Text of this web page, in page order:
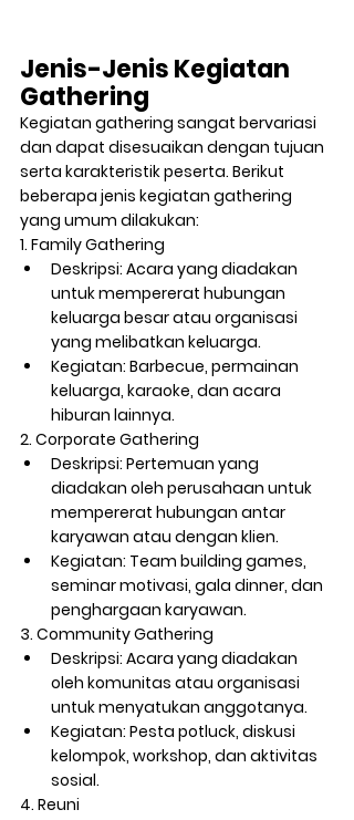
Jenis-Jenis Kegiatan
Gathering
Kegiatan gathering sangat bervariasi
dan dapat disesuaikan dengan tujuan
serta karakteristik peserta. Berikut
beberapa jenis kegiatan gathering
yang umum dilakukan:
1. Family Gathering
Deskripsi: Acara yang diadakan
untuk mempererat hubungan
keluarga besar atau organisasi
yang melibatkan keluarga.
Kegiatan: Barbecue, permainan
keluarga, karaoke, dan acara
hiburan lainnya.
2. Corporate Gathering
Deskripsi: Pertemuan yang
diadakan oleh perusahaan untuk
mempererat hubungan antar
karyawan atau dengan klien.
Kegiatan: Team building games,
seminar motivasi, gala dinner, dan
penghargaan karyawan.
3. Community Gathering
Deskripsi: Acara yang diadakan
oleh komunitas atau organisasi
untuk menyatukan anggotanya.
Kegiatan: Pesta potluck, diskusi
kelompok, workshop, dan aktivitas
sosial.
4. Reuni